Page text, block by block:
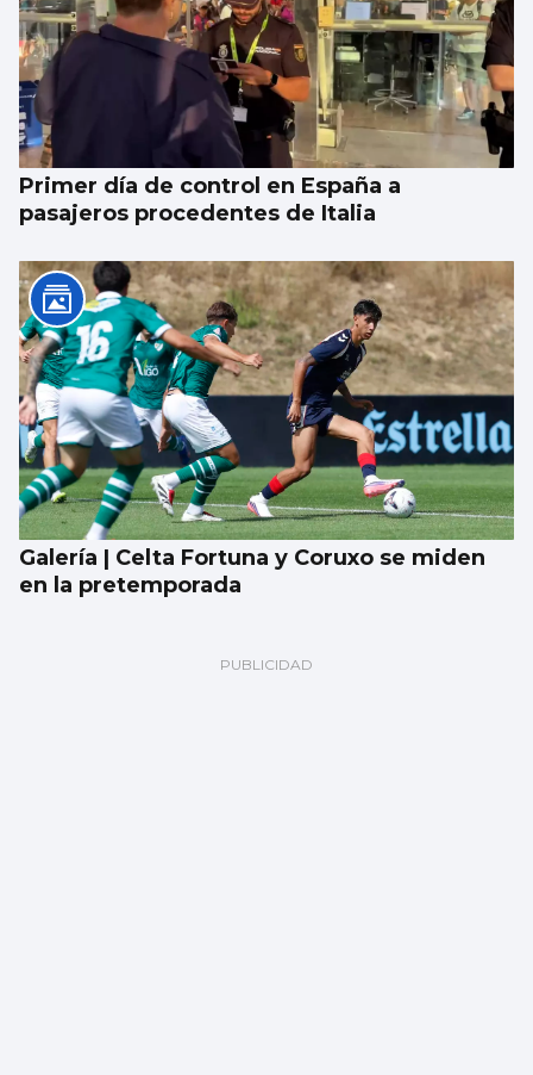
Primer día de control en España a
pasajeros procedentes de Italia
Galería | Celta Fortuna y Coruxo se miden
en la pretemporada